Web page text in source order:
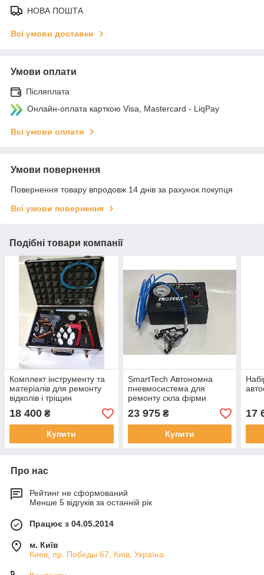
НОВА ПОШТА
Всі умови доставки
Умови оплати
Післяплата
Онлайн-оплата карткою Visa, Mastercard - LiqPay
Всі умови оплати
Умови повернення
Повернення товару впродовж 14 днів за рахунок покупця
Всі умови повернення
Подібні товари компанії
Комплект інструменту та
матеріалів для ремонту
відколів і тріщин
автостекол
18 400 ₴
Купити
SmartTech Автономна
пневмосистема для
ремонту скла фірми
TroTech USA
23 975₴
Купити
17
Про нас
Рейтинг не сформований
Менше 5 відгуків за останній рік
Працює з 04.05.2014
м. Київ
Киев, пр. Победы 67, Київ, Україна